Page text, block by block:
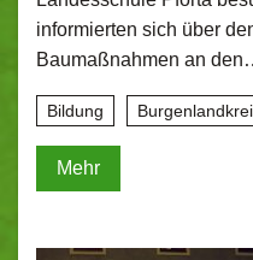
informierten sich über
Baumaßnahmen an
Bildung
Mehr